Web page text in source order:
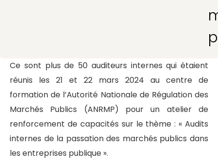
Ce sont plus de 50 auditeurs internes qui étaient
réunis les 21 et 22 mars 2024 au centre de
formation de l’Autorité Nationale de Régulation des
Marchés Publics (ANRMP) pour un atelier de
renforcement de capacités sur le thème : « Audits
internes de la passation des marchés publics dans
les entreprises publique ».